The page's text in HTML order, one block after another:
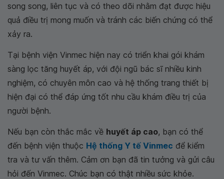
song song, liên tục và có theo dõi nhằm đạt được hiệu
quả điều trị mong muốn và tránh các biến chứng có thể
xảy ra.
Tại bệnh viện Vinmec hiện nay có triển khai gói khám
sàng lọc tăng huyết áp, với đội ngũ bác sĩ nhiều kinh
nghiệm, có chuyên môn cao và hệ thống trang thiết bị
hiện đại có thể đáp ứng tốt nhu cầu khám điều trị của
người bệnh.
Nếu bạn còn thắc mắc về huyết áp cao, bạn có thể
đến bệnh viện thuộc Hệ thống Y tế Vinmec để kiểm
tra và tư vấn thêm. Cảm ơn bạn đã tin tưởng và gửi câu
hỏi đến Vinmec. Chúc bạn có thật nhiều sức khỏe.